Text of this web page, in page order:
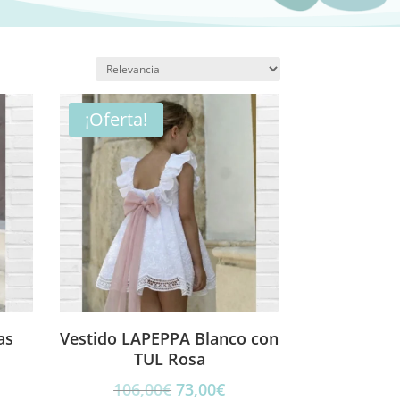
¡Oferta!
Vestido LAPEPPA Blanco con
TUL Rosa
106,00€ El
73,00€El